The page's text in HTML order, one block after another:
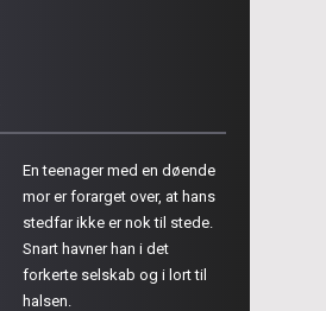
En teenager med en døende
mor er forarget over, at hans
stedfar ikke er nok til stede.
Snart havner han i det
forkerte selskab og i lort til
halsen.